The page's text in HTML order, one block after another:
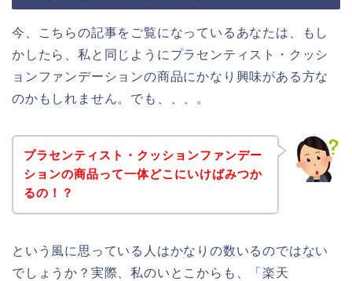
今、こちらの記事をご覧になっているあなたは、もし
かしたら、私と同じようにプラセンティスト・クッシ
ョンファンデーションの商品にかなり興味がある方な
のかもしれません。でも、、、。
プラセンティスト・クッションファンデー
ションの商品って一体どこにいけばみつか
るの！？
という風に思っている人はかなりの数いるのではない
でしょうか？実際、私のいとこからも、「楽天